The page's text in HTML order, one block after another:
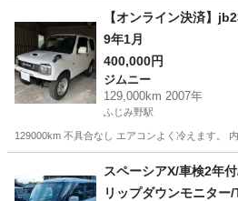
【オンライン決済】
9年1月
400,000円
ジムニー
129,000km 2007年
ふじみ野駅
129000km 不具合なし エアコンよく冷えます。
ふじみ野駅 ジムニー
スペーシアX/車検2年
リップダウンモニター